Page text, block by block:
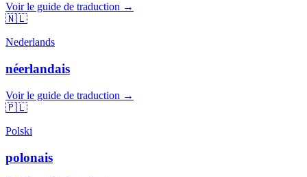
Voir le guide de traduction →
🇳🇱
Nederlands
néerlandais
Voir le guide de traduction →
🇵🇱
Polski
polonais